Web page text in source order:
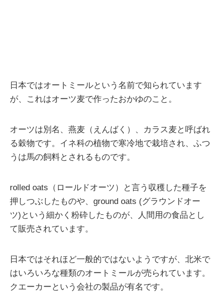
日本ではオートミールという名前で知られています
が、これはオーツ麦で作ったおかゆのこと。
オーツは別名、燕麦（えんばく）、カラス麦と呼ばれ
る穀物です。イネ科の植物で寒冷地で栽培され、ふつ
うは馬の飼料とされるものです。
rolled oats（ロールドオーツ）と言う収穫した種子を
押しつぶしたものや、ground oats (グラウンドオー
ツ)という細かく粉砕したものが、人間用の食品とし
て販売されています。
日本ではそれほど一般的ではないようですが、北米で
はいろいろな種類のオートミールが売られています。
クエーカーという会社の製品が有名です。